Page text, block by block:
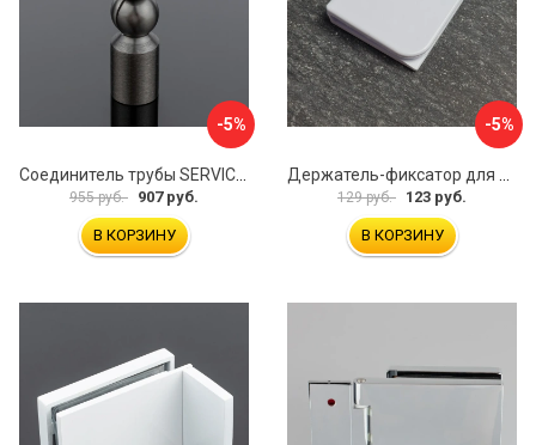
-5%
955 руб. 907 руб.
В КОРЗИНУ
-5%
129 руб. 123 руб.
В КОРЗИНУ